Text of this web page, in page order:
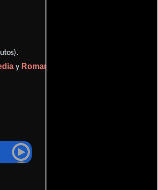
y Romance